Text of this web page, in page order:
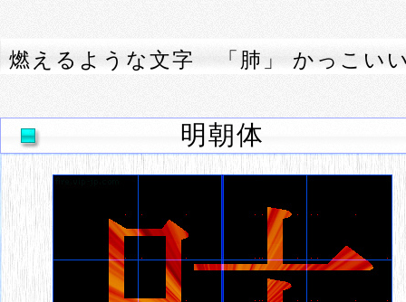
燃えるような文字 「肺」 かっこい
明朝体